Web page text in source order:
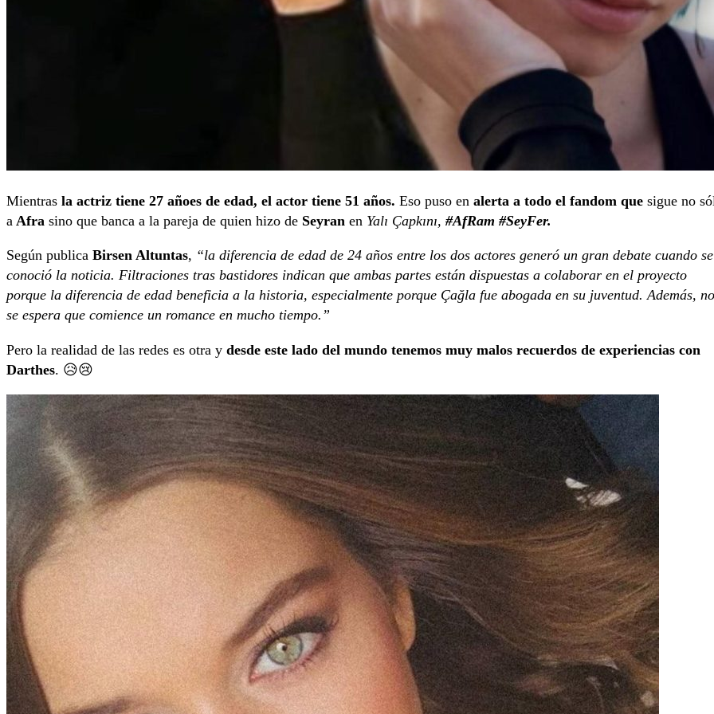
Mientras la actriz tiene 27 añoes de edad, el actor tiene 51 años. Eso puso en alerta a todo el fandom que sigue no
a Afra sino que banca a la pareja de quien hizo de Seyran en Yalı Çapkını, #AfRam #SeyFer.
Según publica Birsen Altuntas, “la diferencia de edad de 24 años entre los dos actores generó un gran debate cuando se
conoció la noticia. Filtraciones tras bastidores indican que ambas partes están dispuestas a colaborar en el proyecto
porque la diferencia de edad beneficia a la historia, especialmente porque Çağla fue abogada en su juventud. Además, no
se espera que comience un romance en mucho tiempo.”
Pero la realidad de las redes es otra y desde este lado del mundo tenemos muy malos recuerdos de experiencias con
Darthes. 😥😢